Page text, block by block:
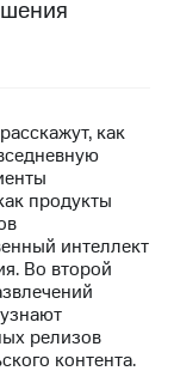
как
продукты
интеллект
Во второй
релизов
контента.